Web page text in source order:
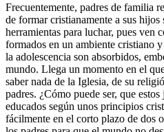
Frecuentemente, padres de familia
de formar cristianamente a sus hijos
herramientas para luchar, pues ven
formados en un ambiente cristiano
la adolescencia son absorbidos,
mundo. Llega un momento en el
saber nada de la Iglesia, de su
padres. ¿Cómo puede ser, que
educados según unos principios
fácilmente en el corto plazo de dos